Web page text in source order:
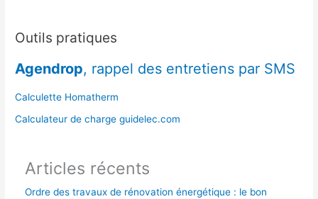
e
c
h
:
Outils pratiques
Agendrop, rappel des entretiens par SMS
Calculette Homatherm
Calculateur de charge guidelec.com
Articles récents
Ordre des travaux de rénovation énergétique : le bon